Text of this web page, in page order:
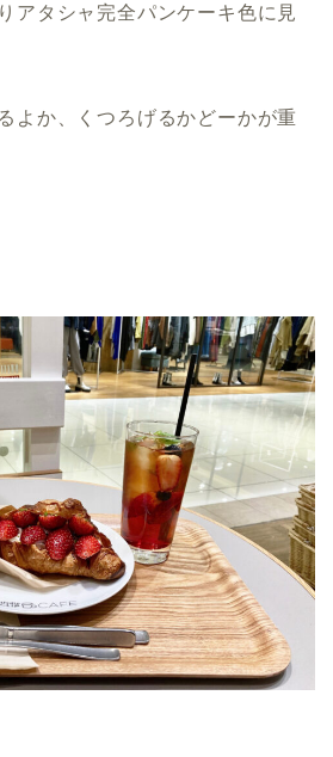
アタシャ完全パンケーキ色に見
よか、くつろげるかどーかが重